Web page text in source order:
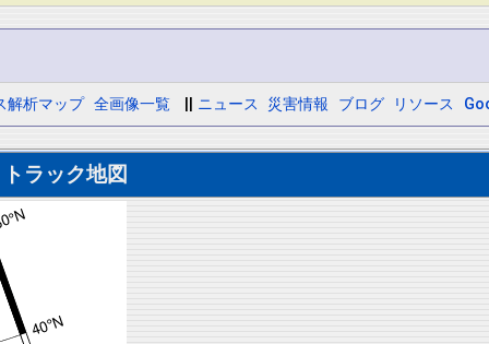
解析マップ 全画像一覧 ニュース 災害情報 ブログ リソース
ラック地図